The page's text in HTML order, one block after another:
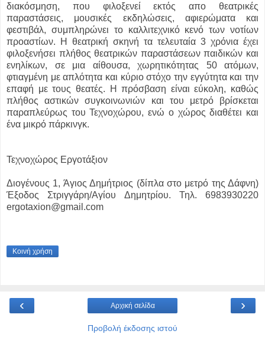
διακόσμηση, που φιλοξενεί εκτός απο θεατρικές
παραστάσεις, μουσικές εκδηλώσεις, αφιερώματα και
φεστιβάλ, συμπληρώνει το καλλιτεχνικό κενό των νοτίων
προαστίων. Η θεατρική σκηνή τα τελευταία 3 χρόνια έχει
φιλοξενήσει πλήθος θεατρικών παραστάσεων παιδικών και
ενηλίκων, σε μια αίθουσα, χωρητικότητας 50 ατόμων,
φτιαγμένη με απλότητα και κύριο στόχο την εγγύτητα και την
επαφή με τους θεατές. Η πρόσβαση είναι εύκολη, καθώς
πλήθος αστικών συγκοινωνιών και του μετρό βρίσκεται
παραπλεύρως του Τεχνοχώρου, ενώ ο χώρος διαθέτει και
ένα μικρό πάρκινγκ.
Τεχνοχώρος Εργοτάξιον
Διογένους 1, Άγιος Δημήτριος (δίπλα στο μετρό της Δάφνη)
Έξοδος Στριγγάρη/Αγίου Δημητρίου. Τηλ. 6983930220
ergotaxion@gmail.com
Κοινή χρήση
‹ ›
Αρχική σελίδα
Προβολή έκδοσης ιστού